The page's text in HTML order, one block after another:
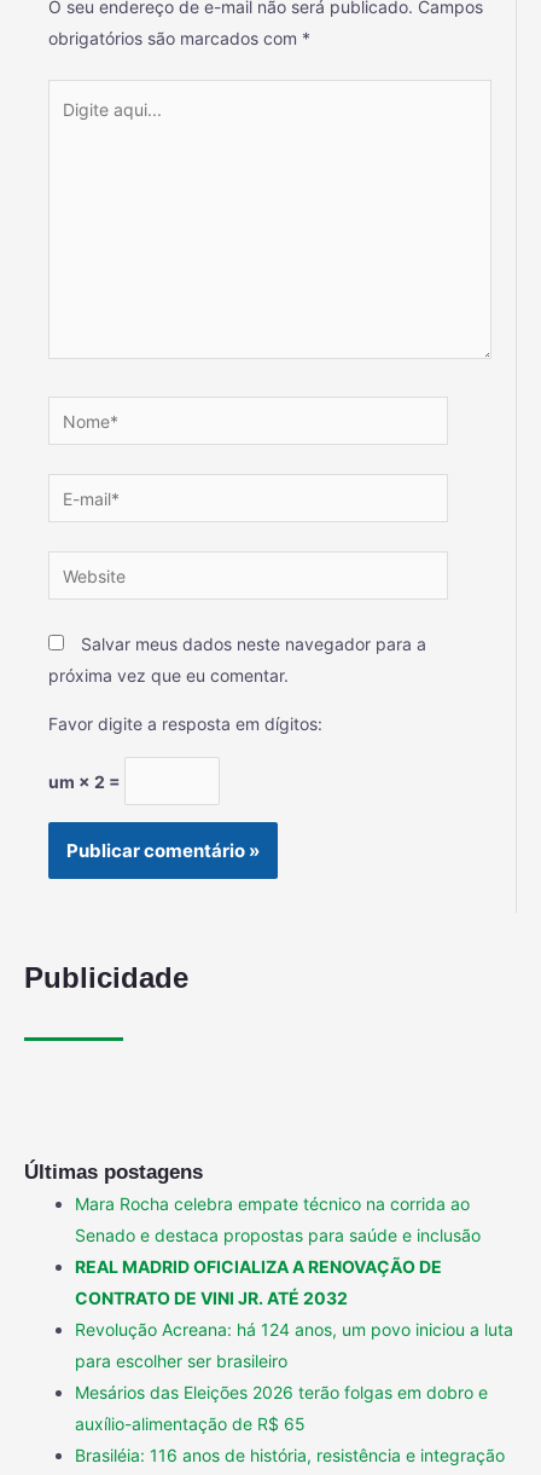
O seu endereço de e-mail não será publicado. Campos
obrigatórios são marcados com *
Salvar meus dados neste navegador para a
próxima vez que eu comentar.
Favor digite a resposta em dígitos:
um × 2 =
Publicidade
Últimas postagens
Mara Rocha celebra empate técnico na corrida ao
Senado e destaca propostas para saúde e inclusão
REAL MADRID OFICIALIZA A RENOVAÇÃO DE
CONTRATO DE VINI JR. ATÉ 2032
Revolução Acreana: há 124 anos, um povo iniciou a luta
para escolher ser brasileiro
Mesários das Eleições 2026 terão folgas em dobro e
auxílio-alimentação de R$ 65
Brasiléia: 116 anos de história, resistência e integração